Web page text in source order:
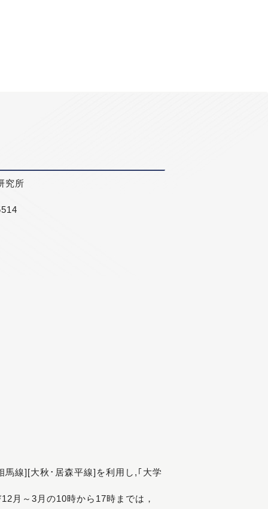
究所
線][大秋･居森平線]を利用し,｢大学
月～3月の10時から17時までは，